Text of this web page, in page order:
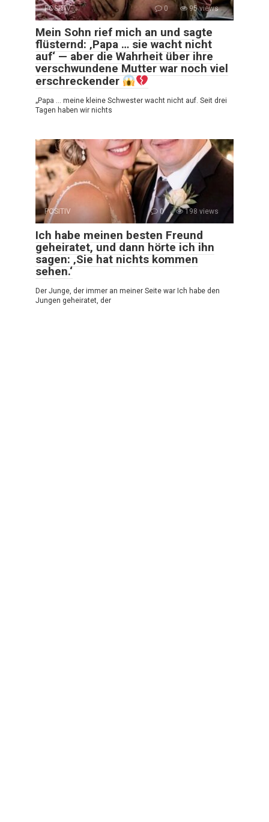
POSITIV 0 95 views
Mein Sohn rief mich an und sagte
flüsternd: ‚Papa … sie wacht nicht
auf‘ — aber die Wahrheit über ihre
verschwundene Mutter war noch viel
erschreckender
„Papa … meine kleine Schwester wacht nicht auf. Seit drei
Tagen haben wir nichts
POSITIV 0 198 views
Ich habe meinen besten Freund
geheiratet, und dann hörte ich ihn
sagen: ‚Sie hat nichts kommen
sehen.‘
Der Junge, der immer an meiner Seite war Ich habe den
Jungen geheiratet, der